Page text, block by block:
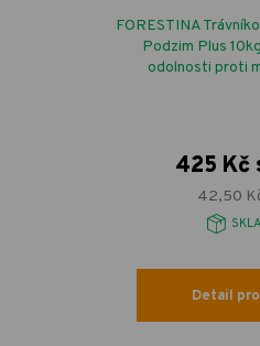
FORESTINA
Podzim Plus
odolnosti proti
425 Kč
42,50
Detail